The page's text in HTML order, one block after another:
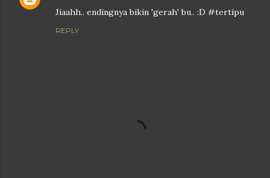
Jiaahh.. endingnya bikin 'gerah' bu.. :D #tertipu
REPLY